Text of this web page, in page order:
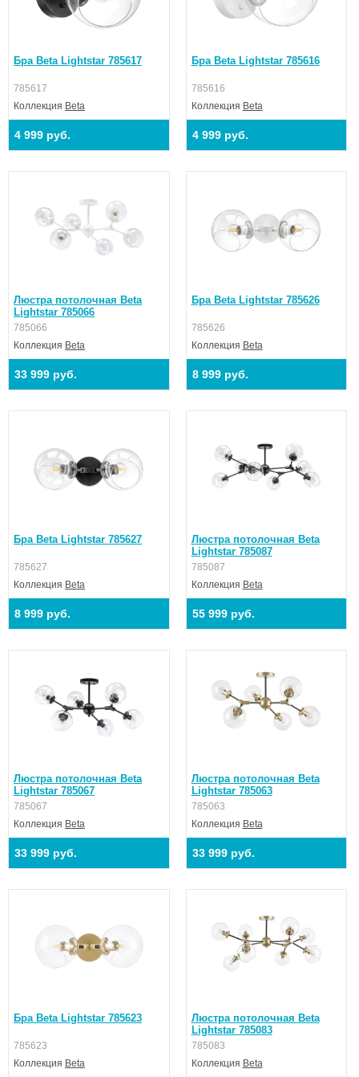
Бра Beta Lightstar 785617
785617
Коллекция Beta
4 999 руб.
Бра Beta Lightstar 785616
785616
Коллекция Beta
4 999 руб.
Люстра потолочная Beta
Lightstar 785066
785066
Коллекция Beta
33 999 руб.
Бра Beta Lightstar 785626
785626
Коллекция Beta
8 999 руб.
Бра Beta Lightstar 785627
785627
Коллекция Beta
8 999 руб.
Люстра потолочная Beta
Lightstar 785087
785087
Коллекция Beta
55 999 руб.
Люстра потолочная Beta
Lightstar 785067
785067
Коллекция Beta
33 999 руб.
Люстра потолочная Beta
Lightstar 785063
785063
Коллекция Beta
33 999 руб.
Бра Beta Lightstar 785623
785623
Коллекция Beta
Люстра потолочная Beta
Lightstar 785083
785083
Коллекция Beta